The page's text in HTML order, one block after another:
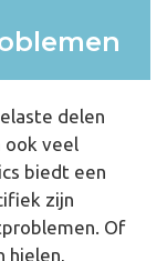
delen
ook veel
biedt een
zijn
Of
hielen,